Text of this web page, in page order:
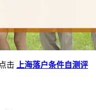
击
上海落户条件自测评